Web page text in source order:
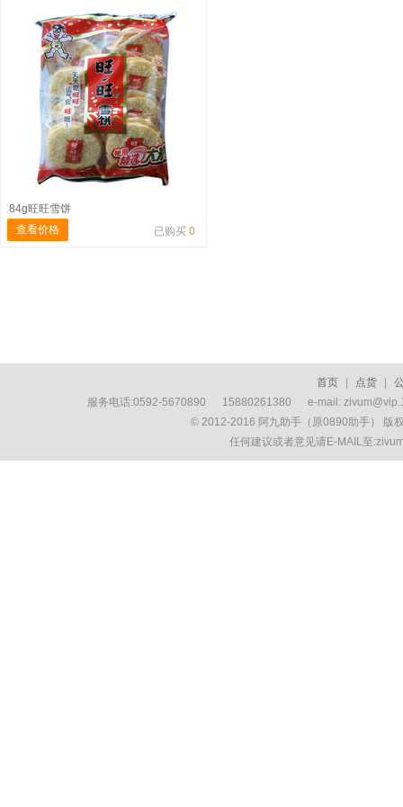
84g旺旺雪饼
查看价格
已购买 0
首页 点货
服务电话:0592-5670890 15880261380 e-mail:
© 2012-2016 阿九助手（原0890助手） 版
任何建议或者意见请E-MAIL至